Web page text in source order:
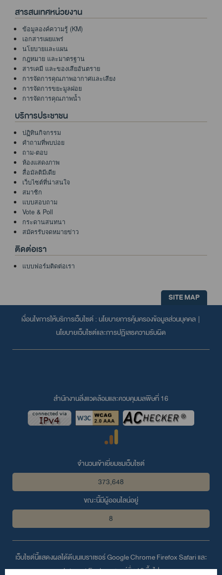
สารสนเทศหน่วยงาน
ข้อมูลองค์ความรู้ (KM)
เอกสารเผยแพร่
นโยบายและแผน
กฎหมาย และมาตรฐาน
สารเคมี และของเสียอันตราย
การจัดการคุณภาพอากาศและเสียง
การจัดการขยะมูลฝอย
การจัดการคุณภาพน้ำ
บริการประชาชน
ปฏิทินกิจกรรม
คำถามที่พบบ่อย
ถาม-ตอบ
ห้องแสดงภาพ
สื่อมัลติมีเดีย
เว็บไซต์ที่น่าสนใจ
สมาชิก
แบบสอบถาม
Vote & Poll
กระดานสนทนา
สมัครรับจดหมายข่าว
ติดต่อเรา
แบบฟอร์มติดต่อเรา
SITE MAP
เงื่อนไขการให้บริการเว็บไซต์ : นโยบายการคุ้มครองข้อมูลส่วนบุคคล |
นโยบายเว็บไซต์และการปฏิเสธความรับผิด
สำนักงานสิ่งแวดล้อมและควบคุมมลพิษที่ 16
จำนวนเข้าเยี่ยมชมเว็บไซต์
373,648
ขณะนี้มีผู้ออนไลน์อยู่
8
เว็บไซต์นี้แสดงผลได้ดีบนเบราเซอร์Google ChromeFirefoxSafariและ
Internet Explorerเวอร์ชั่น 10 ขึ้นไป